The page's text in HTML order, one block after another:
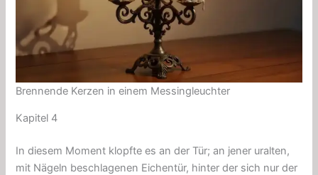
Brennende Kerzen in einem Messingleuchter
Kapitel 4
In diesem Moment klopfte es an der Tür; an jener uralten,
mit Nägeln beschlagenen Eichentür, hinter der sich nur der